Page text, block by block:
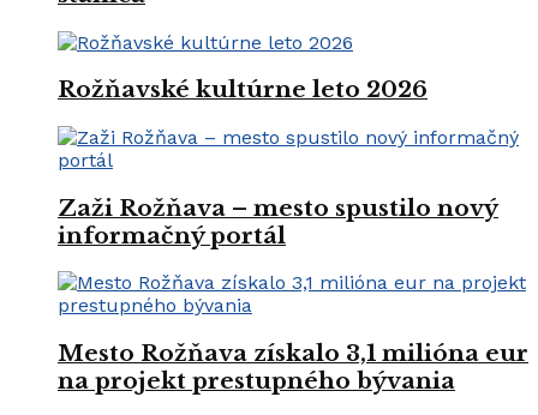
Rožňavské kultúrne leto 2026
Zaži Rožňava – mesto spustilo nový
informačný portál
Mesto Rožňava získalo 3,1 milióna eur
na projekt prestupného bývania